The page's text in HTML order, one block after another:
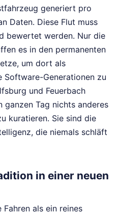
generiert pro
Daten. Diese Flut muss
bewertet werden. Nur die
es in den permanenten
um dort als
Generationen zu
und Feuerbach
ganzen Tag nichts anderes
kuratieren. Sie sind die
die niemals schläft
in einer neuen
als ein reines